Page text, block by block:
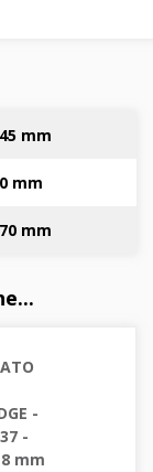
mm
mm
mm
-
-
mm